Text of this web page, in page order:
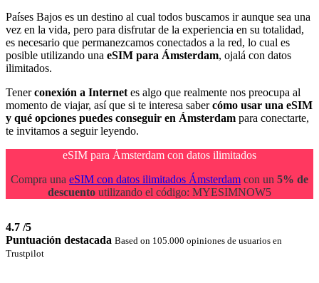
Países Bajos es un destino al cual todos buscamos ir aunque sea una
vez en la vida, pero para disfrutar de la experiencia en su totalidad,
es necesario que permanezcamos conectados a la red, lo cual es
posible utilizando una eSIM para Ámsterdam, ojalá con datos
ilimitados.
Tenerconexión a Internetes algo que realmente nos preocupa al
momento de viajar, así que si te interesa sabercómo usar una eSIM
y qué opciones puedes conseguir en Ámsterdam para conectarte,
te invitamos a seguir leyendo.
eSIM para Ámsterdam con datos ilimitados
Compra una eSIM con datos ilimitados Ámsterdam con un 5% de
descuento utilizando el código: MYESIMNOW5
4.7 /5
Puntuación destacada Based on 105.000 opiniones de usuarios en
Trustpilot